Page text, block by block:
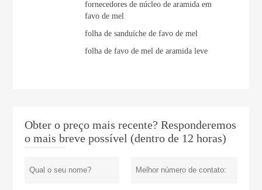
fornecedores de núcleo de aramida em
favo de mel
folha de sanduíche de favo de mel
folha de favo de mel de aramida leve
Obter o preço mais recente? Responderemos
o mais breve possível (dentro de 12 horas)